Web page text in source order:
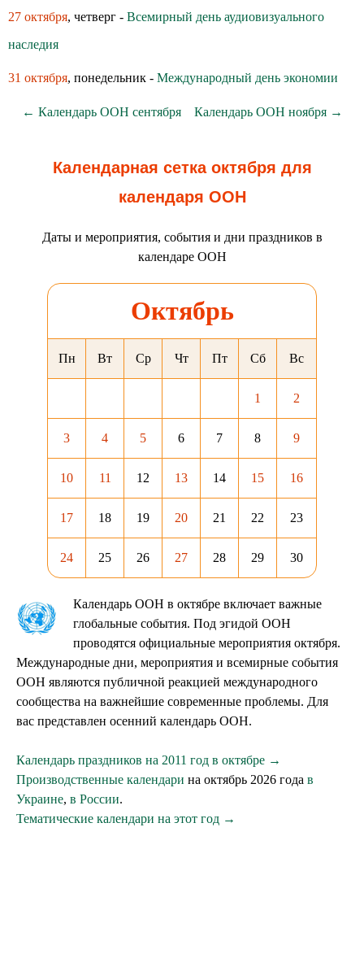
27 октября, четверг - Всемирный день аудиовизуального
наследия
31 октября, понедельник - Международный день экономии
← Календарь ООН сентября Календарь ООН ноября →
Календарная сетка октября для
календаря ООН
Даты и мероприятия, события и дни праздников в
календаре ООН
Октябрь
Пн Вт Ср Чт Пт Сб Вс
1 2
3 4 5 6 7 8 9
10 11 12 13 14 15 16
17 18 19 20 21 22 23
24 25 26 27 28 29 30
Календарь ООН в октябре включает важные
глобальные события. Под эгидой ООН
проводятся официальные мероприятия октября.
Международные дни, мероприятия и всемирные события
ООН являются публичной реакцией международного
сообщества на важнейшие современные проблемы. Для
вас представлен осенний календарь ООН.
Календарь праздников на 2011 год в октябре →
Производственные календари на октябрь 2026 года в
Украине, в России.
Тематические календари на этот год →